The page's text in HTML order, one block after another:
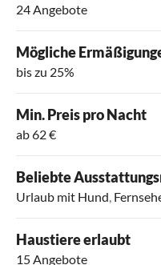
24 Angebote
Mögliche
bis zu 25%
Min. Preis pro Nacht
ab 62 €
Beliebte
Urlaub mit Hund
Haustiere erlaubt
15 Angebote